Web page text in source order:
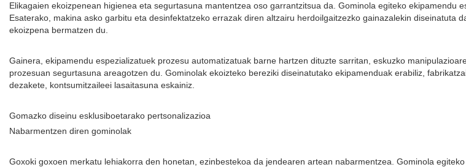
Elikagaien ekoizpenean higienea eta segurtasuna mantentzea oso garrantzitsua da. Gominola egiteko ekipamendu
Esaterako, makina asko garbitu eta desinfektatzeko errazak diren altzairu herdoilgaitzezko gainazalekin
ekoizpena bermatzen du.
Gainera, ekipamendu espezializatuek prozesu automatizatuak barne hartzen dituzte sarritan, eskuzko
prozesuan segurtasuna areagotzen du. Gominolak ekoizteko bereziki diseinatutako ekipamenduak erabiliz,
dezakete, kontsumitzaileei lasaitasuna eskainiz.
Gomazko diseinu esklusiboetarako pertsonalizazioa
Nabarmentzen diren gominolak
Goxoki goxoen merkatu lehiakorra den honetan, ezinbestekoa da jendearen artean nabarmentzea. Gominola